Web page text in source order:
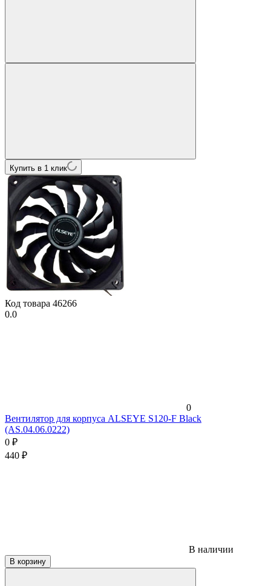
Купить в 1 клик
Код товара 46266
0.0
0
Вентилятор для корпуса ALSEYE S120-F Black
(AS.04.06.0222)
0 ₽
440 ₽
В наличии
В корзину